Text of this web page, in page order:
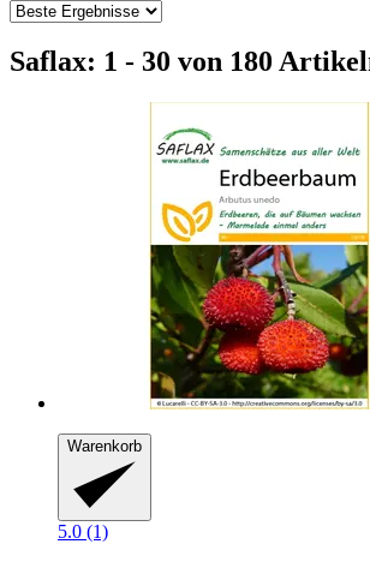
Saflax: 1 - 30 von 180
Warenkorb
5.0 (1)